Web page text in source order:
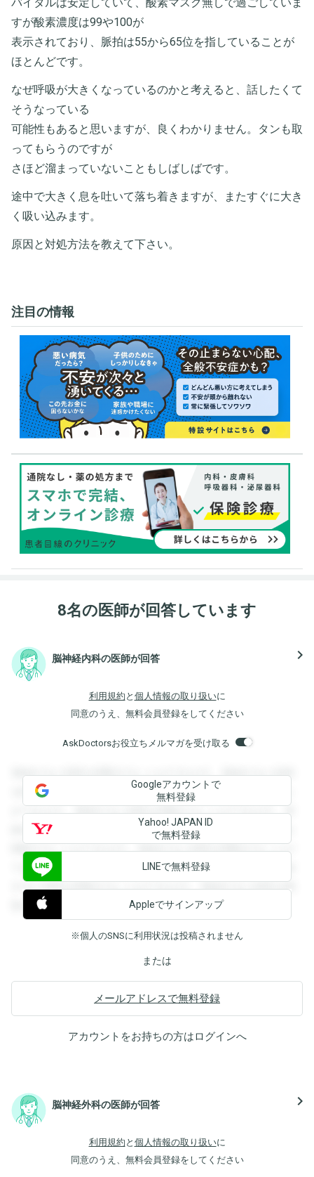
すが酸素濃度は99や100が
表示されており、脈拍は55から65位を指していることが
ほとんどです。
なぜ呼吸が大きくなっているのかと考えると、話したくて
そうなっている
可能性もあると思いますが、良くわかりません。タンも取
ってもらうのですが
さほど溜まっていないこともしばしばです。
途中で大きく息を吐いて落ち着きますが、またすぐに大き
く吸い込みます。
原因と対処方法を教えて下さい。
注目の情報
8名の医師が回答しています
脳神経内科の医師が回答 navigate_next
利用規約 と 個人情報の取り扱いに
同意のうえ、無料会員登録をしてください
AskDoctorsお役立ちメルマガを受け取る
登録すると回答を閲覧することができます。登録すると回答
を閲覧することができます。登録すると回答を閲覧すること
ができます。登録すると回答を閲覧することができます。登
録すると回答を閲覧することができます。登録すると回答を
閲覧することができます。登録すると回答を閲覧することが
できます。登録すると回答を閲覧することができます。登録
すると回答を閲覧することができます。登録すると回答を閲
覧することができます。
Googleアカウントで
無料登録
Yahoo! JAPAN ID
で無料登録
LINEで無料登録
Appleでサインアップ
※個人のSNSに利用状況は投稿されません
または
メールアドレスで無料登録
アカウントをお持ちの方はログインへ
脳神経外科の医師が回答 navigate_next
利用規約 と 個人情報の取り扱いに
同意のうえ、無料会員登録をしてください